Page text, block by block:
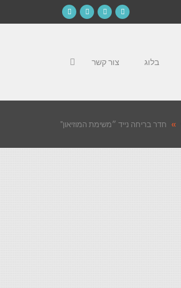
בלוג צור קשר
» חדר בריחה נייד ״משימת המוזיאון"